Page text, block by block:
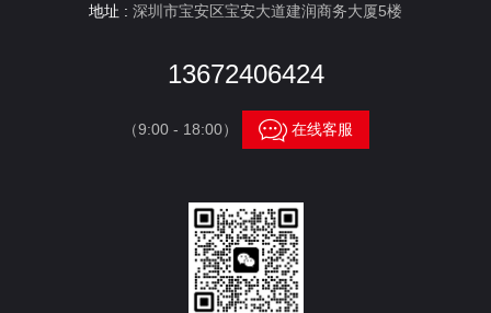
地址 : 深圳市宝安区宝安大道建润商务大厦5楼
13672406424
（9:00 - 18:00） 在线客服